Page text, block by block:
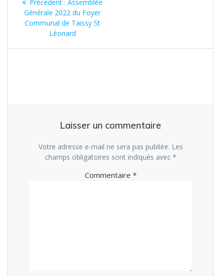
l’article
Précédent :
précédent
:
Assemblée
Générale 2022 du Foyer
Communal de Taissy St
Léonard
Laisser un commentaire
Votre adresse e-mail ne sera pas publiée. Les
champs obligatoires sont indiqués avec *
Commentaire *